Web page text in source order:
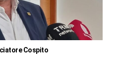
Cospito